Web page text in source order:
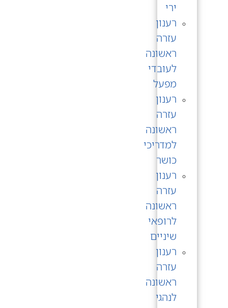
ירי
רענון
עזרה
ראשונה
לעובדי
מפעל
רענון
עזרה
ראשונה
למדריכי
כושר
רענון
עזרה
ראשונה
לרופאי
שיניים
רענון
עזרה
ראשונה
לנהגי